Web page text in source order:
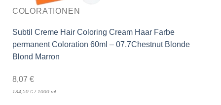
COLORATIONEN
Subtil Creme Hair Coloring Cream Haar Farbe
permanent Coloration 60ml – 07.7Chestnut Blonde
Blond Marron
8,07 €
134,50 €/ 1000 ml